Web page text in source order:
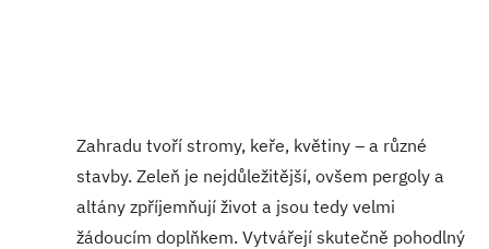
Zahradu tvoří stromy, keře, květiny – a různé
stavby. Zeleň je nejdůležitější, ovšem pergoly a
altány zpříjemňují život a jsou tedy velmi
žádoucím doplňkem. Vytvářejí skutečně pohodlný